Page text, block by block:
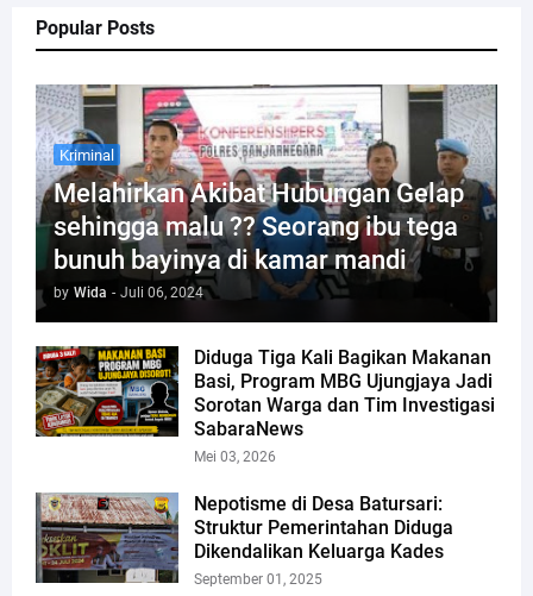
Popular Posts
Kriminal
Melahirkan Akibat Hubungan Gelap
sehingga malu ?? Seorang ibu tega
bunuh bayinya di kamar mandi
by Wida - Juli 06, 2024
Diduga Tiga Kali Bagikan Makanan
Basi, Program MBG Ujungjaya Jadi
Sorotan Warga dan Tim Investigasi
SabaraNews
Mei 03, 2026
Nepotisme di Desa Batursari:
Struktur Pemerintahan Diduga
Dikendalikan Keluarga Kades
September 01, 2025